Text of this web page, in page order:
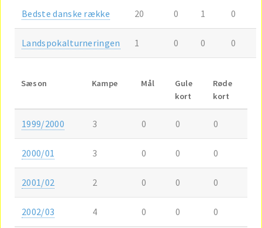
Bedste danske række 20 0 1 0
Landspokalturneringen 1 0 0 0
Sæson Kampe Mål
Gule
kort
Røde
kort
1999/2000 3 0 0 0
2000/01 3 0 0 0
2001/02 2 0 0 0
2002/03 4 0 0 0